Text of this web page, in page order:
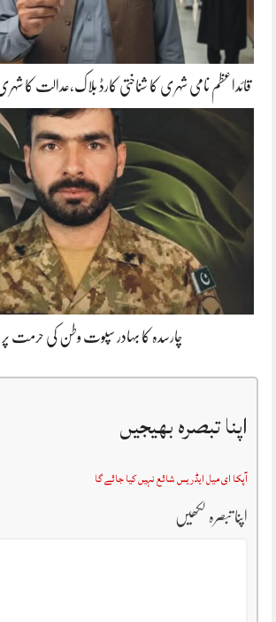
قائداعظم نامی شہری کا شناختی کارڈ بلاک،عدالت کا
چارسدہ کا بہادر سپوت وطن کی حرمت پر
اپنا تبصرہ بھیجیں
آپکا ای میل ایڈریس شائع نہیں کیا جائے گا
اپنا تبصرہ لکھیں